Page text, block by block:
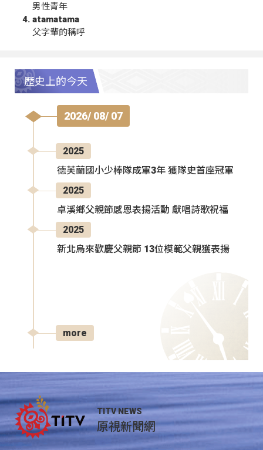
男性青年
atamatama
父字輩的稱呼
歷史上的今天
2026/ 08/ 07
2025
德芙蘭國小少棒隊成軍3年 獲隊史首座冠軍
2025
卓溪鄉父親節感恩表揚活動 獻唱詩歌祝福
2025
新北烏來歡慶父親節 13位模範父親獲表揚
more
TITV NEWS
原視新聞網